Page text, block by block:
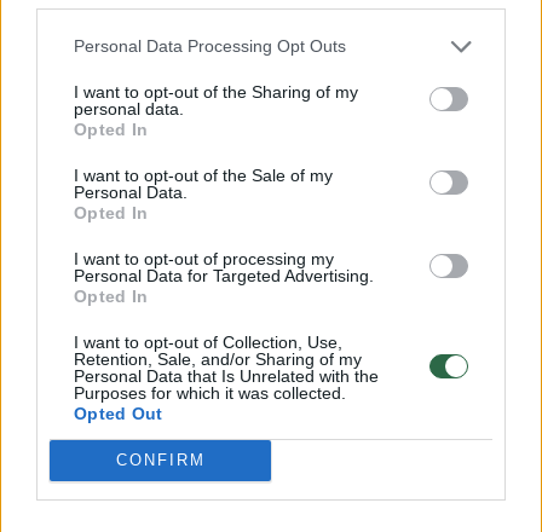
Personal Data Processing Opt Outs
I want to opt-out of the Sharing of my
personal data.
Opted In
I want to opt-out of the Sale of my
Personal Data.
Opted In
I want to opt-out of processing my
Personal Data for Targeted Advertising.
Opted In
I want to opt-out of Collection, Use,
Retention, Sale, and/or Sharing of my
Personal Data that Is Unrelated with the
Purposes for which it was collected.
Opted Out
CONFIRM
Lietuvos diena 2025-09-24
A. Genovaitė Astrauskaitė sureagavo į
paskirtą bausmę: tai yra absurdas